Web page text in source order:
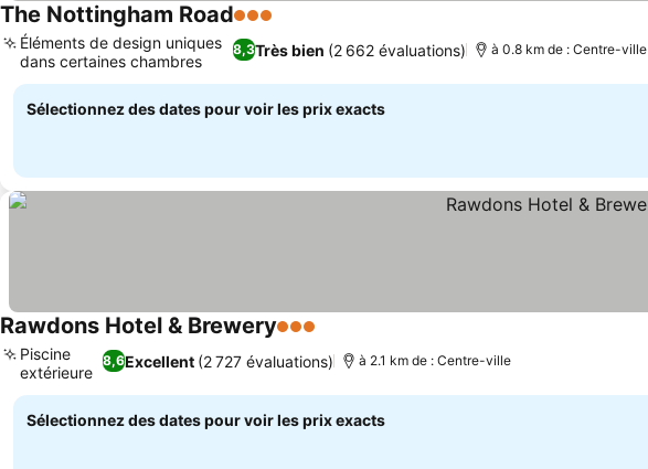
The Nottingham Road3 Étoiles
8,3Très bien (2 662 évaluations)
Éléments de design uniques
dans certaines chambres
à 0.8 km de : Centre-ville
Sélectionnez des dates pour voir les prix exacts
Rawdons Hotel & Brewery3 Étoiles
8,6Excellent (2 727 évaluations)
Piscine
extérieure
à 2.1 km de : Centre-ville
Sélectionnez des dates pour voir les prix exacts